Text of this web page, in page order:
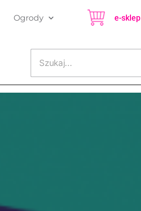
Ogrody e-sklep